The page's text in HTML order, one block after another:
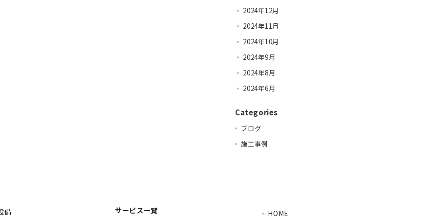
2024年12月
2024年11月
2024年10月
2024年9月
2024年8月
2024年6月
Categories
ブログ
施工事例
備
サービス一覧 HOME